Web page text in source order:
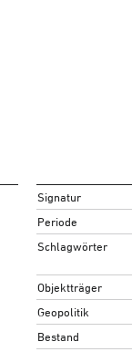
Signatur
Periode
Schlagwörter
Objektträger
Geopolitik
Bestand